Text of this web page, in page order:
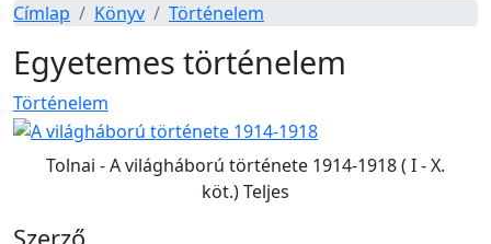
Címlap Könyv Történelem
Egyetemes történelem
Történelem
Tolnai - A világháború története 1914-1918 ( I - X.
köt.) Teljes